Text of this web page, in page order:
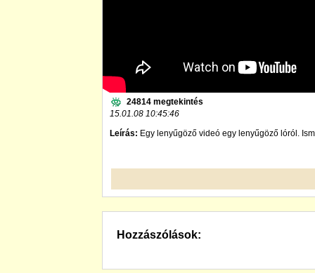
24814 megtekintés
15.01.08 10:45:46
Leírás: Egy lenyűgöző videó egy lenyűgöző lóról.
Hozzászólások: